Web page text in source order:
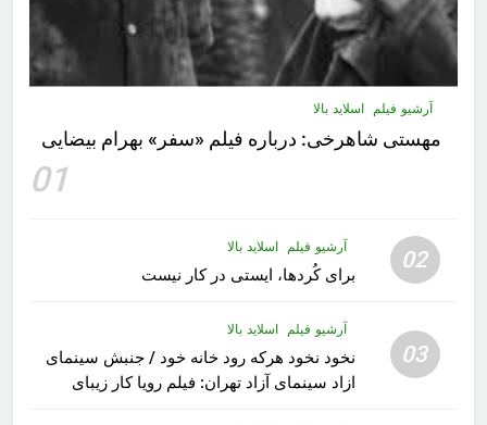
آرشیو فیلم اسلاید بالا
مهستى شاهرخى:‌ درباره فيلم «سفر» بهرام بیضایی
01
02 آرشیو فیلم اسلاید بالا
برای کُردها، ایستی در کار نیست
03
آرشیو فیلم اسلاید بالا
نخود نخود هرکه رود خانه خود / جنبش سینمای
ازاد سینمای آزاد تهران: فیلم رویا کار زیبای